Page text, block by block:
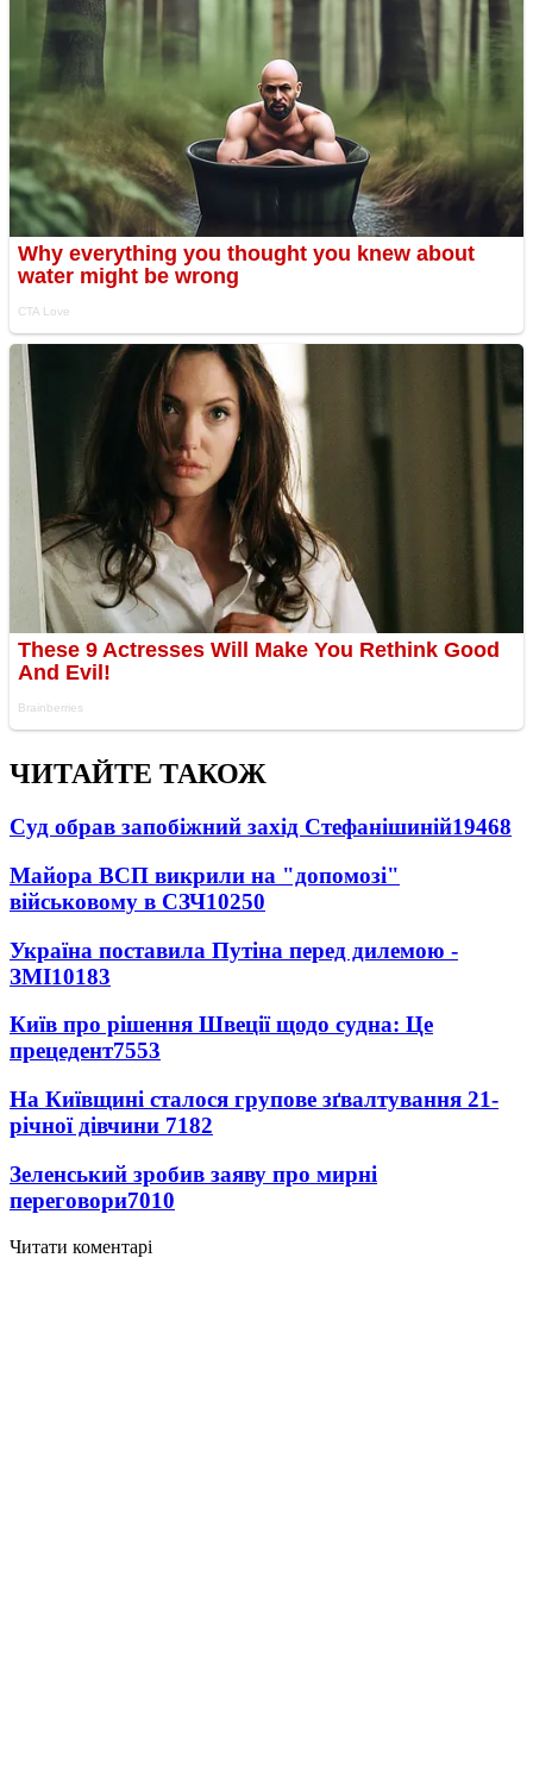
ЧИТАЙТЕ ТАКОЖ
Суд обрав запобіжний захід Стефанішиній19468
Майора ВСП викрили на "допомозі"
військовому в СЗЧ10250
Україна поставила Путіна перед дилемою -
ЗМІ10183
Київ про рішення Швеції щодо судна: Це
прецедент7553
На Київщині сталося групове зґвалтування 21-
річної дівчини 7182
Зеленський зробив заяву про мирні
переговори7010
Читати коментарі